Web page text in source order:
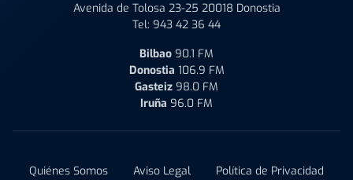
Avenida de Tolosa 23-25 20018 Donostia
Tel: 943 42 36 44
Bilbao 90.1 FM
Donostia 106.9 FM
Gasteiz 98.0 FM
Iruña 96.0 FM
Quiénes Somos Aviso Legal
Política de Privacidad